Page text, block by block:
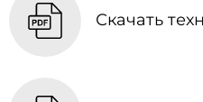
Скачать